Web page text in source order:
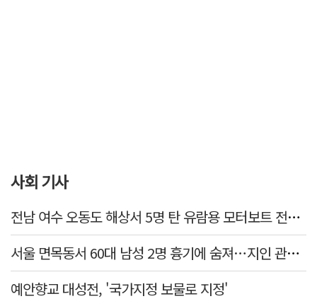
사회 기사
전남 여수 오동도 해상서 5명 탄 유람용 모터보트 전복…2명 숨져
서울 면목동서 60대 남성 2명 흉기에 숨져…지인 관계로 추정
예안향교 대성전, '국가지정 보물로 지정'